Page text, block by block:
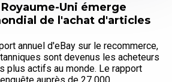
Uni émerge
de l'achat d'articles
annuel d'eBay sur le recommerce,
sont devenus les acheteurs
plus actifs au monde. Le rapport